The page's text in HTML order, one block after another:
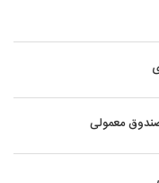
معمولی